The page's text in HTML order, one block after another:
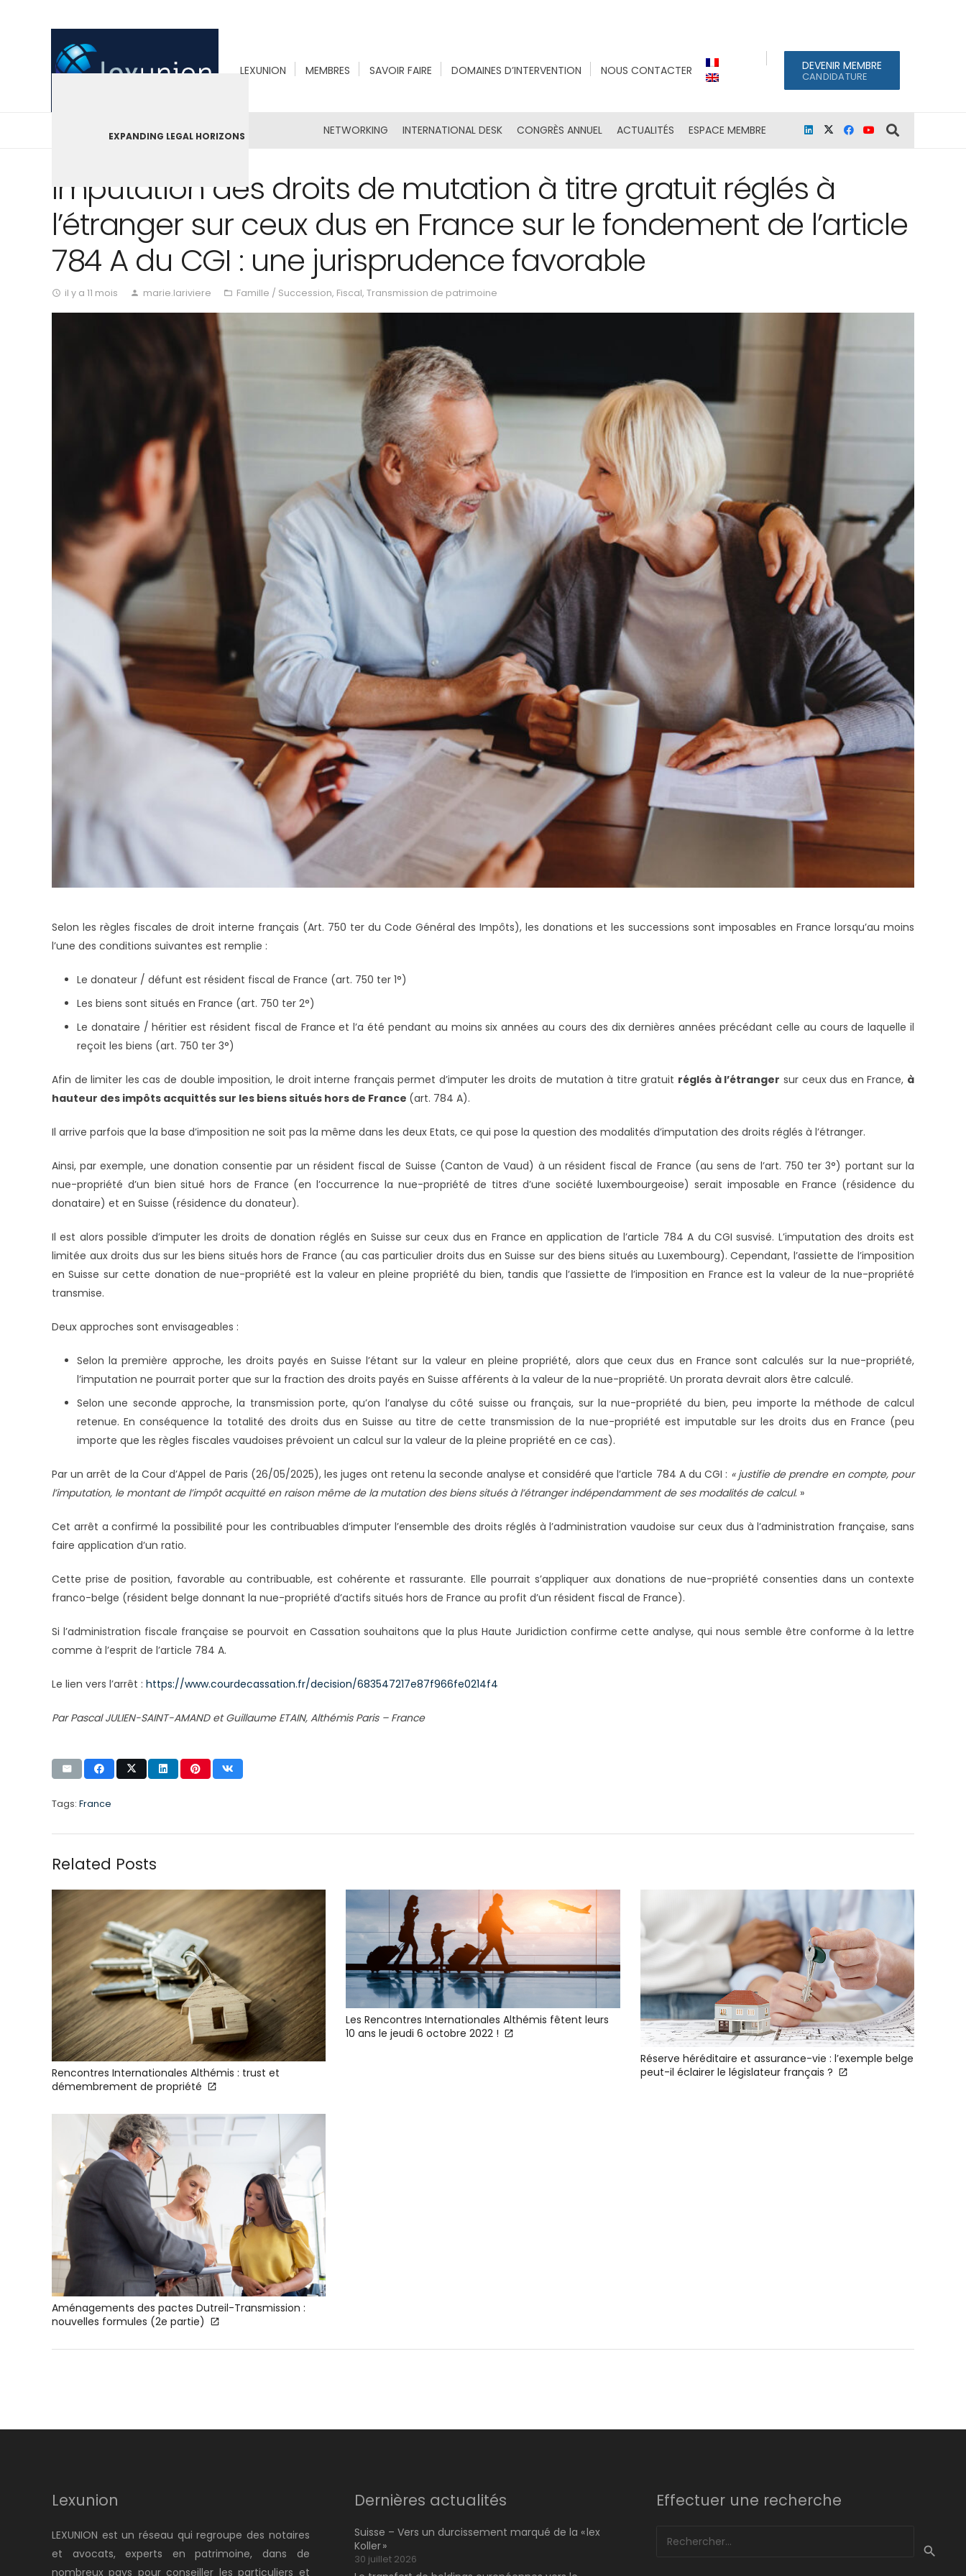
LEXUNION MEMBRES SAVOIR FAIRE DOMAINES D’INTERVENTION NOUS CONTACTER DEVENIR MEMBRE
CANDIDATURE
EXPANDING LEGAL HORIZONS NETWORKING INTERNATIONAL DESK CONGRÈS ANNUEL ACTUALITÉS ESPACE MEMBRE
Imputation des droits de mutation à titre gratuit réglés à
l’étranger sur ceux dus en France sur le fondement de l’article
784 A du CGI : une jurisprudence favorable
access_time il y a 11 mois person marie.lariviere folder_open Famille / Succession, Fiscal, Transmission de patrimoine
Selon les règles fiscales de droit interne français (Art. 750 ter du Code Général des Impôts), les donations et les successions sont imposables en France lorsqu’au moins
l’une des conditions suivantes est remplie :
Le donateur / défunt est résident fiscal de France (art. 750 ter 1°)
Les biens sont situés en France (art. 750 ter 2°)
Le donataire / héritier est résident fiscal de France et l’a été pendant au moins six années au cours des dix dernières années précédant celle au cours de laquelle il
reçoit les biens (art. 750 ter 3°)
Afin de limiter les cas de double imposition, le droit interne français permet d’imputer les droits de mutation à titre gratuit réglés à l’étranger sur ceux dus en France, à
hauteur des impôts acquittés sur les biens situés hors de France (art. 784 A).
Il arrive parfois que la base d’imposition ne soit pas la même dans les deux Etats, ce qui pose la question des modalités d’imputation des droits réglés à l’étranger.
Ainsi, par exemple, une donation consentie par un résident fiscal de Suisse (Canton de Vaud) à un résident fiscal de France (au sens de l’art. 750 ter 3°) portant sur la
nue-propriété d’un bien situé hors de France (en l’occurrence la nue-propriété de titres d’une société luxembourgeoise) serait imposable en France (résidence du
donataire) et en Suisse (résidence du donateur).
Il est alors possible d’imputer les droits de donation réglés en Suisse sur ceux dus en France en application de l’article 784 A du CGI susvisé. L’imputation des droits est
limitée aux droits dus sur les biens situés hors de France (au cas particulier droits dus en Suisse sur des biens situés au Luxembourg). Cependant, l’assiette de l’imposition
en Suisse sur cette donation de nue-propriété est la valeur en pleine propriété du bien, tandis que l’assiette de l’imposition en France est la valeur de la nue-propriété
transmise.
Deux approches sont envisageables :
Selon la première approche, les droits payés en Suisse l’étant sur la valeur en pleine propriété, alors que ceux dus en France sont calculés sur la nue-propriété,
l’imputation ne pourrait porter que sur la fraction des droits payés en Suisse afférents à la valeur de la nue-propriété. Un prorata devrait alors être calculé.
Selon une seconde approche, la transmission porte, qu’on l’analyse du côté suisse ou français, sur la nue-propriété du bien, peu importe la méthode de calcul
retenue. En conséquence la totalité des droits dus en Suisse au titre de cette transmission de la nue-propriété est imputable sur les droits dus en France (peu
importe que les règles fiscales vaudoises prévoient un calcul sur la valeur de la pleine propriété en ce cas).
Par un arrêt de la Cour d’Appel de Paris (26/05/2025), les juges ont retenu la seconde analyse et considéré que l’article 784 A du CGI : « justifie de prendre en compte, pour
l’imputation, le montant de l’impôt acquitté en raison même de la mutation des biens situés à l’étranger indépendamment de ses modalités de calcul. »
Cet arrêt a confirmé la possibilité pour les contribuables d’imputer l’ensemble des droits réglés à l’administration vaudoise sur ceux dus à l’administration française, sans
faire application d’un ratio.
Cette prise de position, favorable au contribuable, est cohérente et rassurante. Elle pourrait s’appliquer aux donations de nue-propriété consenties dans un contexte
franco-belge (résident belge donnant la nue-propriété d’actifs situés hors de France au profit d’un résident fiscal de France).
Si l’administration fiscale française se pourvoit en Cassation souhaitons que la plus Haute Juridiction confirme cette analyse, qui nous semble être conforme à la lettre
comme à l’esprit de l’article 784 A.
Le lien vers l’arrêt : https://www.courdecassation.fr/decision/683547217e87f966fe0214f4
Par Pascal JULIEN-SAINT-AMAND et Guillaume ETAIN, Althémis Paris – France
Tags: France
Related Posts
Rencontres Internationales Althémis : trust et
démembrement de propriété
Les Rencontres Internationales Althémis fêtent leurs
10 ans le jeudi 6 octobre 2022 !
Réserve héréditaire et assurance-vie : l’exemple belge
peut-il éclairer le législateur français ?
Aménagements des pactes Dutreil-Transmission :
nouvelles formules (2e partie)
Lexunion
LEXUNION est un réseau qui regroupe des notaires
et avocats, experts en patrimoine, dans de
nombreux pays pour conseiller les particuliers et
Dernières actualités
Suisse – Vers un durcissement marqué de la « lex
Koller »
30 juillet 2026
Effectuer une recherche
Rechercher :